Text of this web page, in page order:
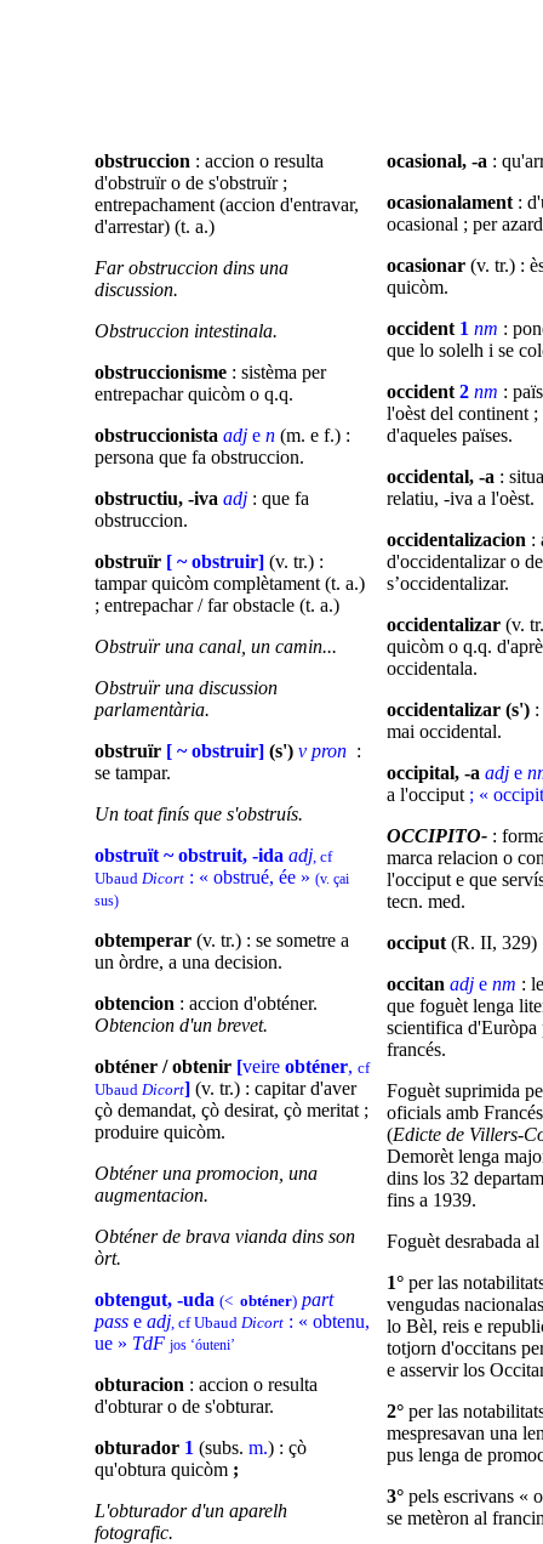
obstruccion : accion o resulta
d'obstruïro de s'obstruïr ;
entrepachament (accion d'entravar,
d'arrestar) (t. a.)
Far obstruccion dins una
discussion.
Obstruccion intestinala.
obstruccionisme : sistèma per
entrepachar quicòm o q.q.
obstruccionista adj e n (m. e f.) :
persona que fa obstruccion.
obstructiu, -iva adj : que fa
obstruccion.
obstruïr [ ~ obstruir] (v. tr.) :
tampar quicòm complètament (t. a.)
; entrepachar / far obstacle (t. a.)
Obstruïr una canal, un camin...
Obstruïr una discussion
parlamentària.
obstruïr [ ~ obstruir] (s') v pron :
se tampar.
Un toat finís que s'obstruís.
obstruït ~ obstruit, -ida adj, cf
Ubaud Dicort : « obstrué, ée » (v. çai
sus)
obtemperar (v. tr.) : se sometre a
un òrdre, a una decision.
obtencion : accion d'obténer.
Obtencion d'un brevet.
obténer / obtenir [veire obténer, cf
Ubaud Dicort] (v. tr.) : capitar d'aver
çò demandat, çò desirat, çò meritat ;
produire quicòm.
Obténer una promocion, una
augmentacion.
Obténer de brava vianda dins son
òrt.
obtengut, -uda (< obténer) part
pass e adj, cf Ubaud Dicort : « obtenu,
ue » TdF jos ‘óuteni’
obturacion : accion o resulta
d'obturar o de s'obturar.
obturador 1 (subs. m.) : çò
qu'obtura quicòm ;
L'obturador d'un aparelh
fotografic.
ocasional, -a :
ocasionalament :
ocasional ; per
ocasionar (v. tr.) :
quicòm.
occident 1 nm :
que lo solelh i se
occident 2 nm :
l'oèst del continent
d'aqueles païses.
occidental, -a :
relatiu, -iva a l'oèst.
occidentalizacion :
d'occidentalizar o de
s’occidentalizar.
occidentalizar (v.
quicòm o q.q.
occidentala.
occidentalizar (s')
mai occidental.
occipital, -a adj e
a l'occiput ; «
OCCIPITO- :
marca relacion o
l'occiput e que
tecn. med.
occiput (R. II, 329)
occitan adj e nm :
que foguèt lenga
scientifica d'Euròpa
francés.
Foguèt suprimida
oficials amb
(Edicte de Villers-
Demorèt lenga
dins los 32
fins a 1939.
Foguèt desrabada
1° per las
vengudas
lo Bèl, reis e
totjorn d'occitans
e asservir los
2° per las
mespresavan una
pus lenga de
3° pels escrivans «
se metèron al